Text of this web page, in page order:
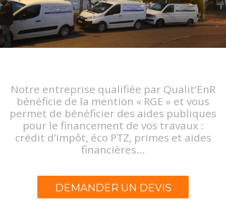
Notre entreprise qualifiée par Qualit’EnR
bénéficie de la mention « RGE » et vous
permet de bénéficier des aides publiques
pour le financement de vos travaux :
crédit d’impôt, éco PTZ, primes et aides
financières…
DEMANDER UN DEVIS